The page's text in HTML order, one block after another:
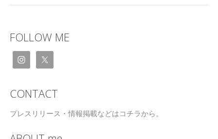
FOLLOW ME
CONTACT
プレスリリース・情報掲載などはコチラから。